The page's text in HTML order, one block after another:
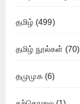
தமிழ் (499)
தமிழ் நூல்கள் (70)
தமுமுக(6)